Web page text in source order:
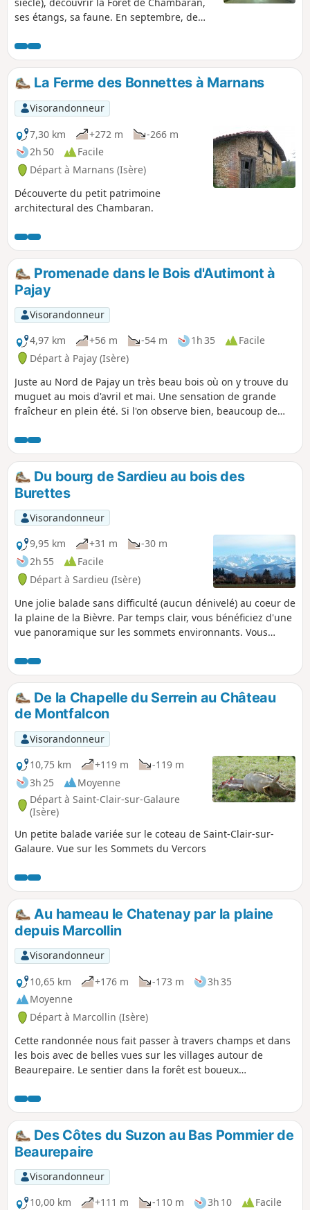
ses étangs, sa faune. En septembre, de
La Ferme des Bonnettes à Marnans
Visorandonneur
7,30 km
+272 m
-266 m
2h 50
Facile
Départ à Marnans (Isère)
Découverte du petit patrimoine
architectural des Chambaran.
Promenade dans le Bois d'Autimont à
Pajay
Visorandonneur
4,97 km
+56 m -54 m 1h 35
Facile
Départ à Pajay (Isère)
Juste au Nord de Pajay un très beau bois où on y trouve du
muguet au mois d'avril et mai. Une sensation de grande
fraîcheur en plein été. Si l'on observe bien, beaucoup de
narines pour les odeurs toujours différentes selon les
saisons. Appréciez la nature sauvage. À tous(tes) les
randonneurs(ses) qui parcourent mes randonnées vous
pouvez mettre des photos en indiquant l'emplacement sur
le circuit.
Du bourg de Sardieu au bois des
Burettes
Visorandonneur
9,95 km
+31 m
-30 m
2h 55
Facile
Départ à Sardieu (Isère)
Une jolie balade sans difficulté (aucun dénivelé) au coeur de
la plaine de la Bièvre. Par temps clair, vous bénéficiez d'une
vue panoramique sur les sommets environnants. Vous
Burettes.
De la Chapelle du Serrein au Château
de Montfalcon
Visorandonneur
10,75 km
+119 m
-119 m
3h 25
Moyenne
Départ à Saint-Clair-sur-Galaure
(Isère)
Un petite balade variée sur le coteau de Saint-Clair-sur-
Galaure. Vue sur les Sommets du Vercors
Au hameau le Chatenay par la plaine
depuis Marcollin
Visorandonneur
10,65 km
+176 m -173 m
3h 35
Moyenne
Départ à Marcollin (Isère)
Cette randonnée nous fait passer à travers champs et dans
les bois avec de belles vues sur les villages autour de
Beaurepaire. Le sentier dans la forêt est boueux
RANDONNEURS (SES) QUI PARCOURENT MES RANDONNEES
vous pouvez mettre des photos en indiquant l'emplacement
sur le circuit.
Des Côtes du Suzon au Bas Pommier de
Beaurepaire
Visorandonneur
10,00 km
+111 m -110 m 3h 10
Facile